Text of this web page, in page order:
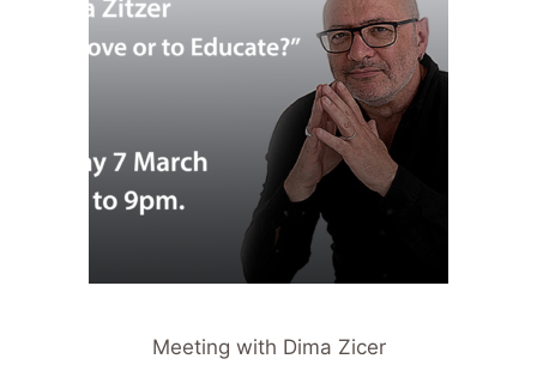
Meeting with Dima Zicer